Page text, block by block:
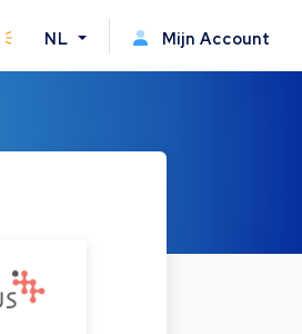
NL Mijn Account